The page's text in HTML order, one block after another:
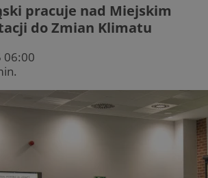
pracuje nad Miejskim
do Zmian Klimatu
06:00